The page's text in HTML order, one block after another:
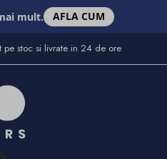
mult. AFLA CUM
pe stoc si livrate in 24 de ore